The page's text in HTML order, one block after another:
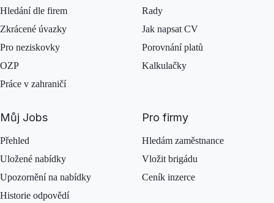
Hledání dle firem
Zkrácené úvazky
Pro neziskovky
OZP
Práce v zahraničí
Rady
Jak napsat CV
Porovnání platů
Kalkulačky
Můj Jobs
Přehled
Uložené nabídky
Upozornění na nabídky
Historie odpovědí
Pro firmy
Hledám zaměstnance
Vložit brigádu
Ceník inzerce